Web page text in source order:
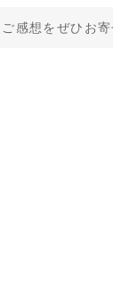
感想をぜひお